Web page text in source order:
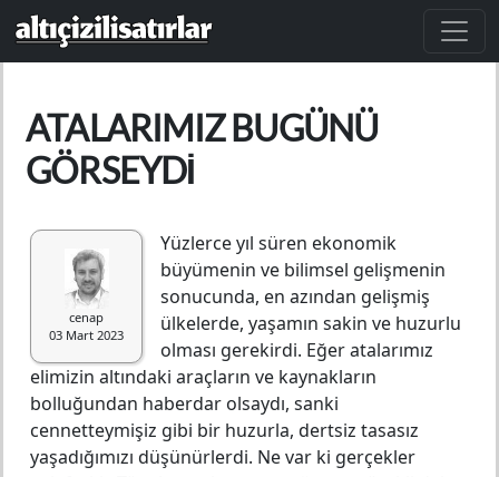
Ana içeriğe atla
ATALARIMIZ BUGÜNÜ
GÖRSEYDI
cenap
03 Mart 2023
Yüzlerce yıl süren ekonomik
büyümenin ve bilimsel gelişmenin
sonucunda, en azından gelişmiş
ülkelerde, yaşamın sakin ve huzurlu
olması gerekirdi. Eğer atalarımız
elimizin altındaki araçların ve kaynakların
bolluğundan haberdar olsaydı, sanki
cennetteymişiz gibi bir huzurla, dertsiz tasasız
yaşadığımızı düşünürlerdi. Ne var ki gerçekler